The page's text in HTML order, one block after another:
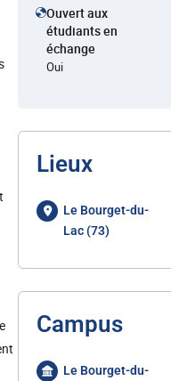
Ouvert aux
étudiants en
échange
Oui
Lieux
Le Bourget-du-
Lac (73)
Campus
Le Bourget-du-